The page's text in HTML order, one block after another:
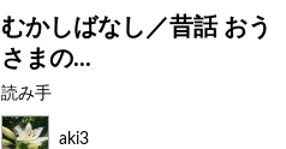
むかしばなし／昔話 おう
さまの...
読み手
aki3